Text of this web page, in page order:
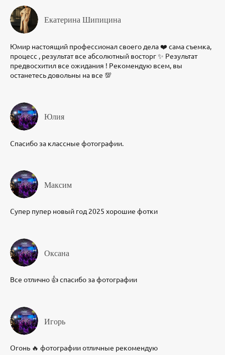
Екатерина Шипицина
Юмир настоящий профессионал своего дела ❤️ сама съемка,
процесс , результат все абсолютный восторг ✨ Результат
предвосхитил все ожидания ! Рекомендую всем, вы
останетесь довольны на все 💯
Юлия
Спасибо за классные фотографии.
Максим
Супер пупер новый год 2025 хорошие фотки
Оксана
Все отлично 👍 спасибо за фотографии
Игорь
Огонь 🔥 фотографии отличные рекомендую